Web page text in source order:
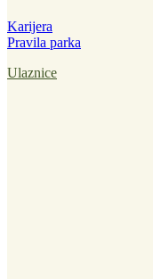
Karijera
Pravila parka
Ulaznice